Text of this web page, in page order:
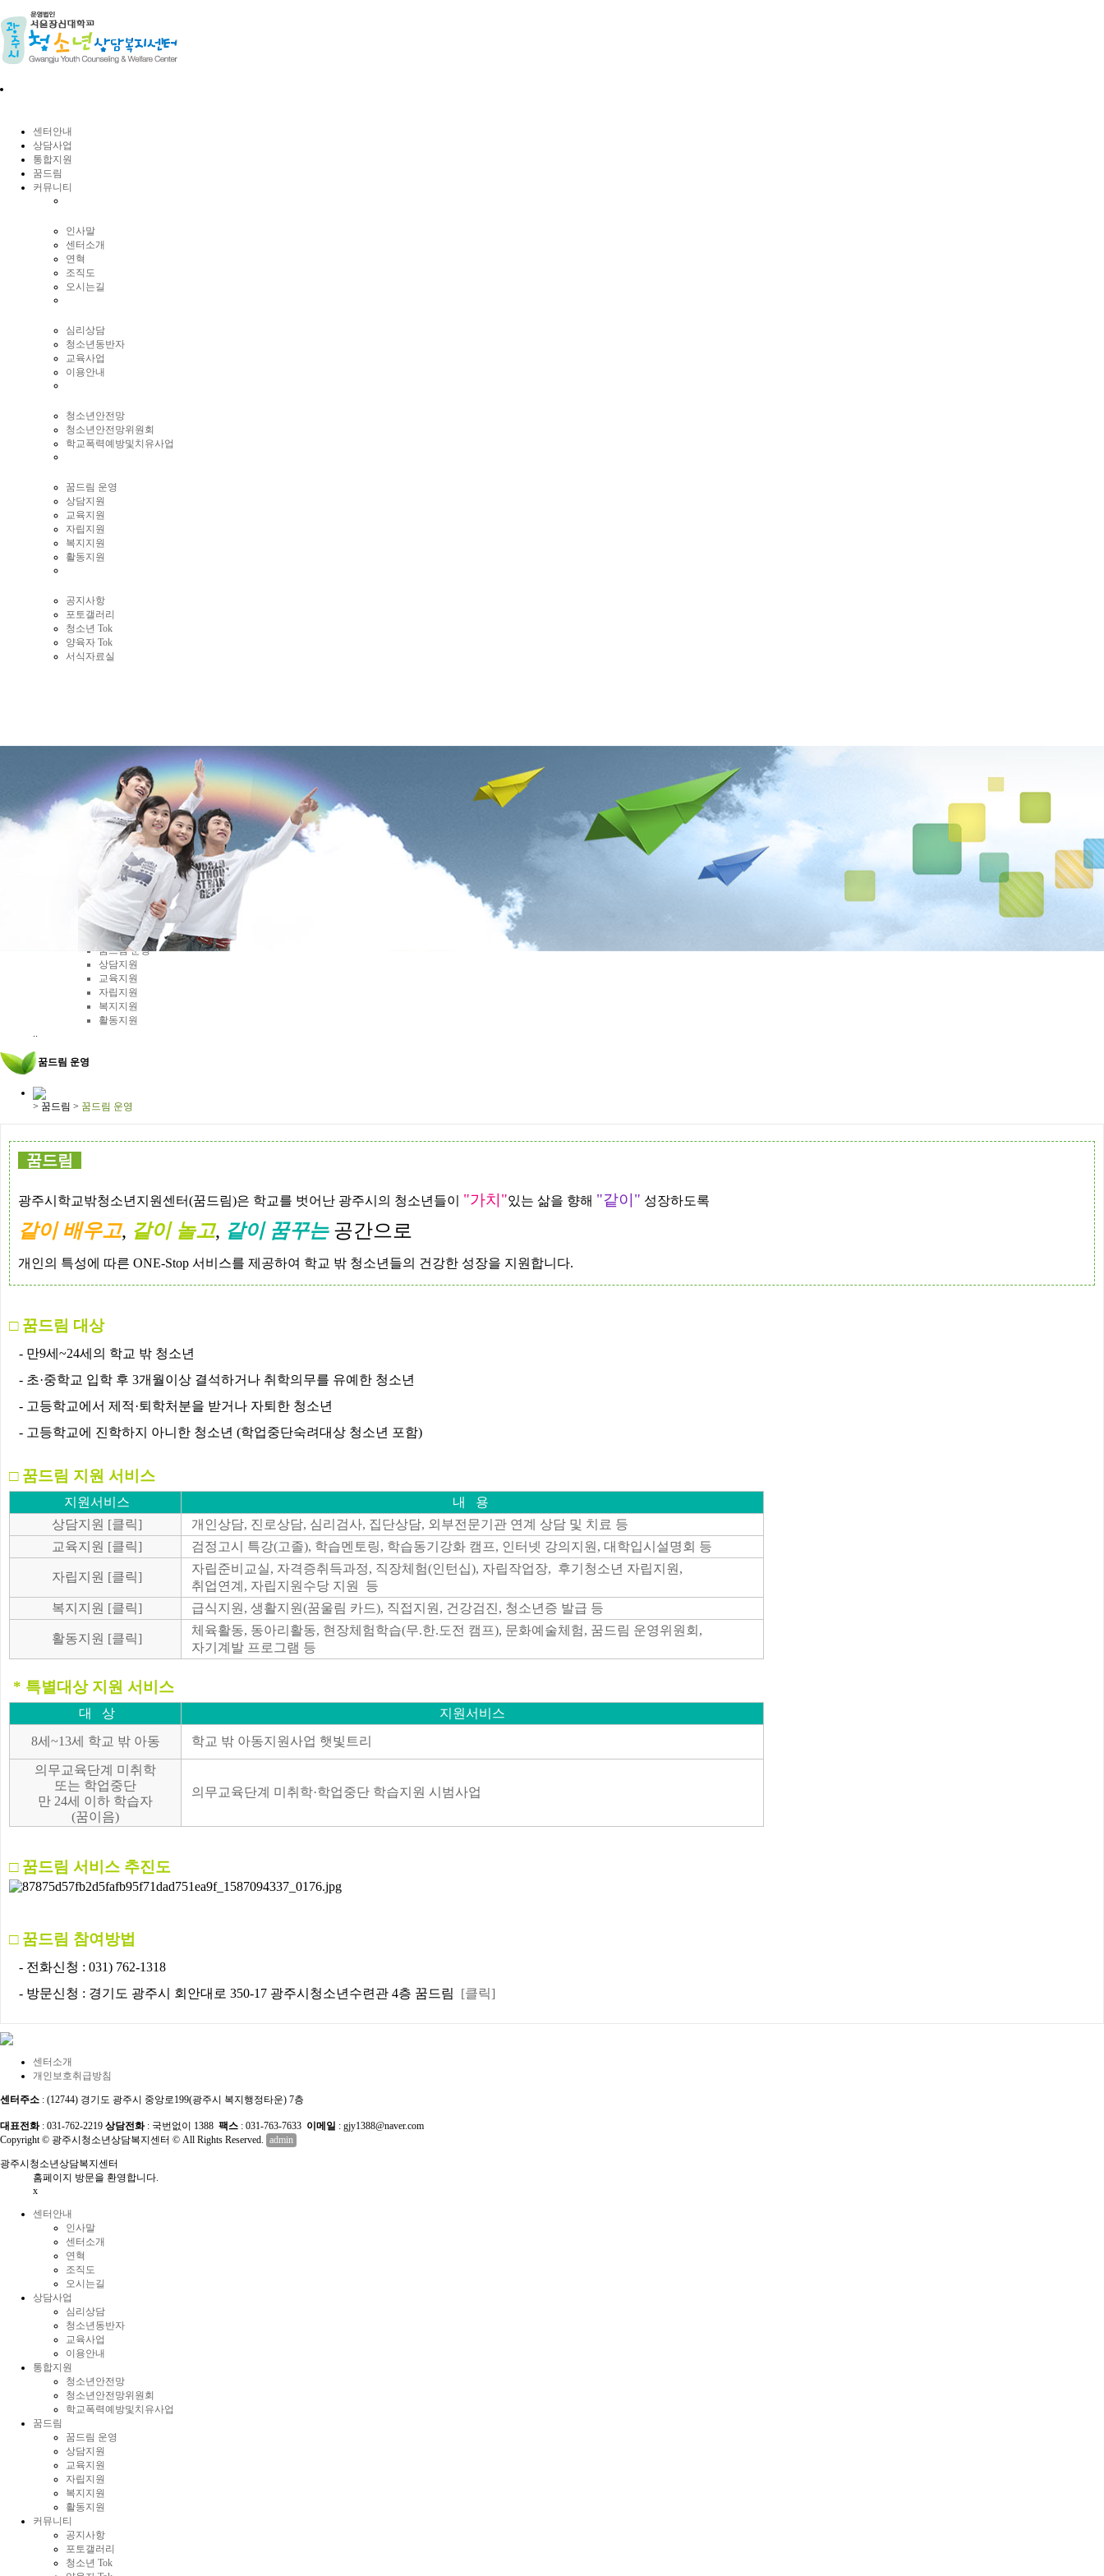
센터안내
상담사업
통합지원
꿈드림
커뮤니티
인사말
센터소개
연혁
조직도
오시는길
심리상담
청소년동반자
교육사업
이용안내
청소년안전망
청소년안전망위원회
학교폭력예방및치유사업
꿈드림 운영
상담지원
교육지원
자립지원
복지지원
활동지원
공지사항
포토갤러리
청소년 Tok
양육자 Tok
서식자료실
꿈드림 운영
상담지원
교육지원
자립지원
복지지원
활동지원
..
꿈드림 운영
> 꿈드림 > 꿈드림 운영
꿈드림
광주시학교밖청소년지원센터(꿈드림)은 학교를 벗어난 광주시의 청소년들이 "가치"있는 삶을 향해 "같이" 성장하도록
같이 배우고, 같이 놀고, 같이 꿈꾸는 공간으로
개인의 특성에 따른 ONE-Stop 서비스를 제공하여 학교 밖 청소년들의 건강한 성장을 지원합니다.
□ 꿈드림 대상
- 만9세~24세의 학교 밖 청소년
- 초·중학교 입학 후 3개월이상 결석하거나 취학의무를 유예한 청소년
- 고등학교에서 제적·퇴학처분을 받거나 자퇴한 청소년
- 고등학교에 진학하지 아니한 청소년 (학업중단숙려대상 청소년 포함)
□ 꿈드림 지원 서비스
지원서비스
내 용
상담지원 [클릭]
개인상담, 진로상담, 심리검사, 집단상담, 외부전문기관 연계 상담 및 치료 등
교육지원 [클릭] 검정고시 특강(고졸), 학습멘토링, 학습동기강화 캠프, 인터넷 강의지원 , 대학입시설명회 등
자립지원 [클릭]
자립준비교실, 자격증취득과정, 직장체험(인턴십), 자립작업장, 후기청소년 자립지원,
취업연계, 자립지원수당 지원 등
복지지원 [클릭] 급식지원 , 생활지원(꿈울림 카드), 직접지원 , 건강검진 , 청소년증 발급 등
활동지원 [클릭]
체육활동, 동아리활동, 현장체험학습(무.한. 도전 캠프), 문화예술체험, 꿈드림 운영위원회 ,
자기계발 프로그램 등
* 특별대상 지원 서비스​
대 상
지원서비스
8세 ~13세 학교 밖 아동 학교 밖 아동지원사업 햇빛트리
의무교육단계 미취학
또는 학업중단
만 24세 이하 학습자
(꿈이음)
의무교육단계 미취학·학업중단 학습지원 시범사업
□ 꿈드림 서비스 추진도
□ 꿈드림 참여방법
- 전화신청 : ​031) 762-1318
​ - 방문신청 : 경기도 광주시 회안대로 350-17 광주시청소년수련관 4층 꿈드림 [클릭]
센터소개
개인보호취급방침
센터주소 : (12744) 경기도 광주시 중앙로199(광주시 복지행정타운) 7층
대표전화: 031-762-2219 상담전화: 국번없이 1388 팩스 : 031-763-7633 이메일 : gjy1388@naver.com
Copyright © 광주시청소년상담복지센터 © All Rights Reserved. admin
광주시청소년상담복지센터
홈페이지 방문을 환영합니다.
x
센터안내
인사말
센터소개
연혁
조직도
오시는길
상담사업
심리상담
청소년동반자
교육사업
이용안내
통합지원
청소년안전망
청소년안전망위원회
학교폭력예방및치유사업
꿈드림
꿈드림 운영
상담지원
교육지원
자립지원
복지지원
활동지원
커뮤니티
공지사항
포토갤러리
청소년 Tok